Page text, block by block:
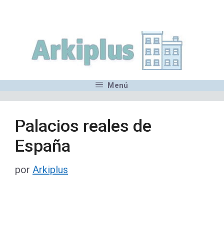
contenido
Menú
Palacios reales de
España
por Arkiplus